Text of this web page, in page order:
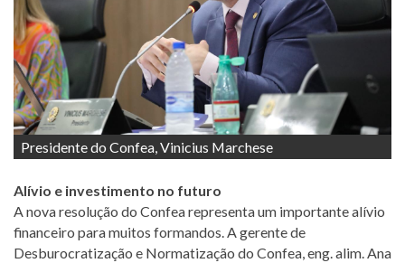
Presidente do Confea, Vinicius Marchese
Alívio e investimento no futuro
A nova resolução do Confea representa um importante alívio
financeiro para muitos formandos. A gerente de
Desburocratização e Normatização do Confea, eng. alim. Ana